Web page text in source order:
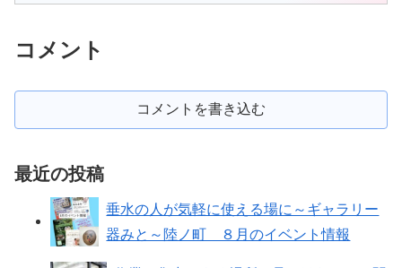
コメント
コメントを書き込む
最近の投稿
垂水の人が気軽に使える場に～ギャラリー
器みと～陸ノ町 ８月のイベント情報